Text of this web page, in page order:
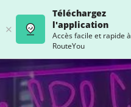
Téléchargez
l'application
Accès facile et rapide à
RouteYou